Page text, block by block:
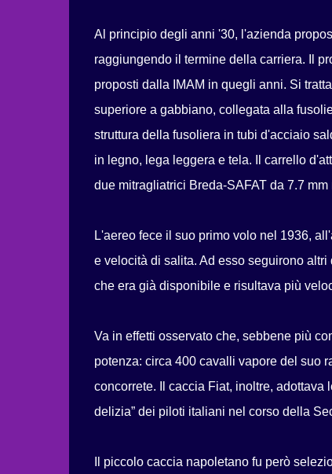
Al principio degli anni '30, l'azienda
raggiungendo il termine della carriera. Il
proposti dalla IMAM in quegli anni. Si
superiore a gabbiano, collegata alla
struttura della fusoliera in tubi d'acciaio
in legno, lega leggera e tela. Il carrello
due mitragliatrici Breda-SAFAT da 7.7
L'aereo fece il suo primo volo nel 1936,
e velocità di salita. Ad esso seguirono
che era già disponibile e risultava più
Va in effetti osservato che, sebbene più
potenza: circa 400 cavalli vapore del suo
concorrete. Il caccia Fiat, inoltre, adottava
delizia” dei piloti italiani nel corso della
Il piccolo caccia napoletano fu però